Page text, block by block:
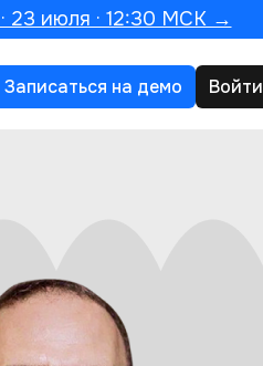
23 июля · 12:30 МСК →
Записаться на демо Войти